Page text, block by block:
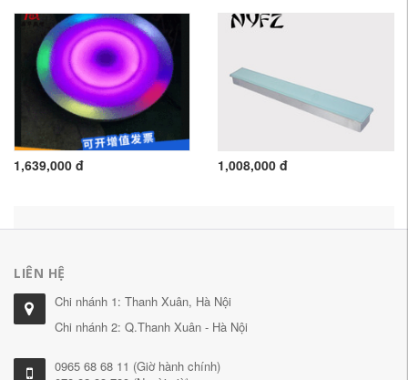
1,639,000 đ 1,008,000 đ
LIÊN HỆ
Chi nhánh 1: Thanh Xuân, Hà Nội
Chi nhánh 2: Q.Thanh Xuân - Hà Nội
0965 68 68 11 (Giờ hành chính)